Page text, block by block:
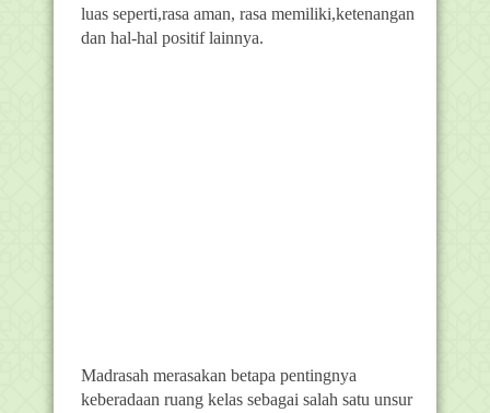
luas seperti,rasa aman, rasa memiliki,ketenangan
dan hal-hal positif lainnya.
Madrasah merasakan betapa pentingnya
keberadaan ruang kelas sebagai salah satu unsur